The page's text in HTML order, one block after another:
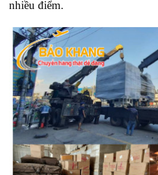
nhiều điểm.